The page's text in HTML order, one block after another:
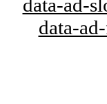
data-ad-
data-